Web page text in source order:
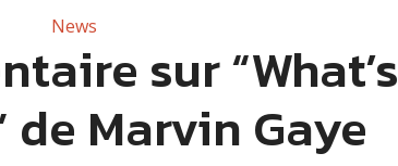
News
sur “What’s
de Marvin Gaye